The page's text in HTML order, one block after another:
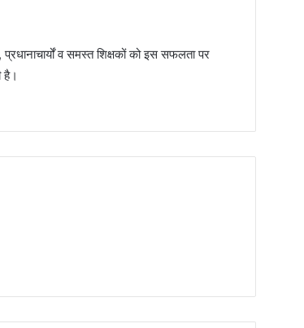
व समस्त शिक्षकों को इस सफलता पर
है।